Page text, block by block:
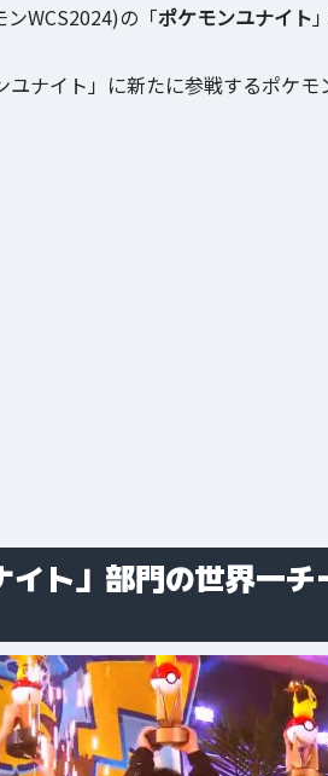
WCS2024)の「ポケモンユナイト
ナイト」に新たに参戦するポケモ
イト」部門の世界一